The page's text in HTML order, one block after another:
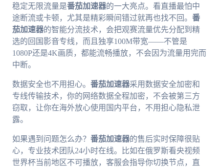
稳定无限流量是番茄加速器的一大亮点。看直播最怕中
途断流或卡顿，尤其是精彩瞬间错过就再也找不回。 番
茄加速器的智能分流技术，会把观赛流量优先分配到精
选的回国影音专线，而且独享100M带宽——不管是
1080P还是4K画质，都能流畅播放，不会因为流量用完而
中断。
数据安全也不用担心。 番茄加速器采用数据安全加密和
专线传输技术，你的网络数据全程加密，不会被第三方
窃取，让你在海外放心使用国内平台，不用担心隐私泄
露。
如果遇到问题怎么办？ 番茄加速器的售后实时保障很贴
心，专业技术团队24小时在线。比如在俄罗斯看央视频
世界杯当前地区不可播放，客服会指导你切换节点，直